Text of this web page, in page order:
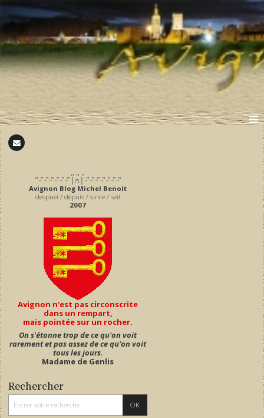
͆ ̵ ͆ ̵ ͆ ̵ ͆ ̵ ͆ ̵ ͆ ̵ ͆ │∩│ ̵ ͆ ̵ ͆ ̵ ͆ ̵ ͆ ̵ ͆ ̵ ͆ ̵ ͆
Avignon Blog Michel Benoit
despuei / depuis / since / seit
2007
Avignon n'est pas circonscrite
dans un rempart,
mais pointée sur un rocher.
On s'étonne trop de ce qu'on voit
rarement et pas assez de ce qu'on voit
tous les jours.
Madame de Genlis
Rechercher